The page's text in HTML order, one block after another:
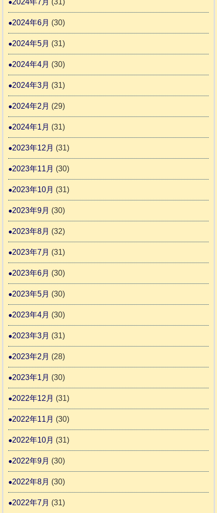
2024年6月 (30)
2024年5月 (31)
2024年4月 (30)
2024年3月 (31)
2024年2月 (29)
2024年1月 (31)
2023年12月 (31)
2023年11月 (30)
2023年10月 (31)
2023年9月 (30)
2023年8月 (32)
2023年7月 (31)
2023年6月 (30)
2023年5月 (30)
2023年4月 (30)
2023年3月 (31)
2023年2月 (28)
2023年1月 (30)
2022年12月 (31)
2022年11月 (30)
2022年10月 (31)
2022年9月 (30)
2022年8月 (30)
2022年7月 (31)